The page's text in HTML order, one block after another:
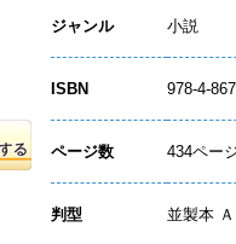
ジャンル 小説
ISBN 978-4-
ページ数 434ペー
判型 並製本 Ａ